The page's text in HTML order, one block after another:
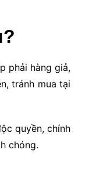
phải hàng giả,
tránh mua tại
quyền, chính
chóng.